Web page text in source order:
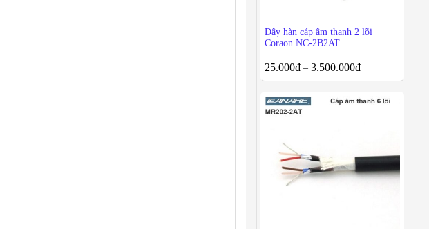
Dây hàn cáp âm thanh 2 lõi
Coraon NC-2B2AT
25.000₫ –3.500.000₫